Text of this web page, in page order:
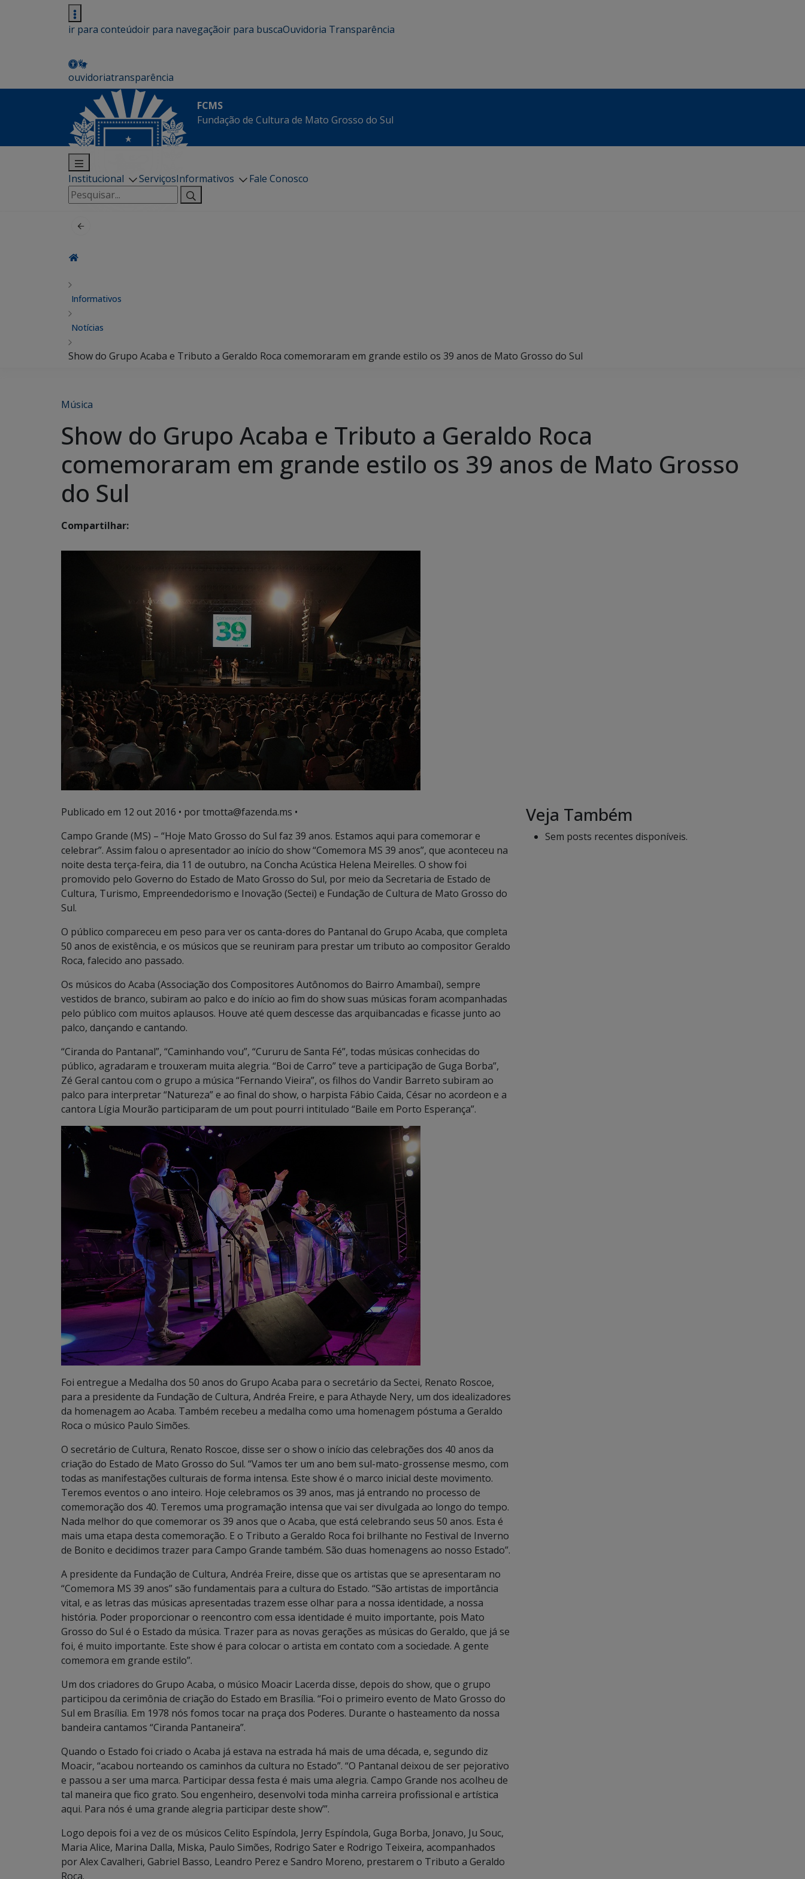
ir para conteúdoir para navegaçãoir para buscaOuvidoria Transparência
ouvidoriatransparência
FCMS
Fundação de Cultura de Mato Grosso do Sul
Institucional ServiçosInformativos
Fale Conosco
Pesquisar
por:
Informativos
Notícias
Show do Grupo Acaba e Tributo a Geraldo Roca comemoraram em grande estilo os 39 anos de Mato Grosso do Sul
Música
Show do Grupo Acaba e Tributo a Geraldo Roca
comemoraram em grande estilo os 39 anos de Mato Grosso
do Sul
Compartilhar:
Publicado em 12 out 2016 • por tmotta@fazenda.ms •
Campo Grande (MS) – “Hoje Mato Grosso do Sul faz 39 anos. Estamos aqui para comemorar e
celebrar”. Assim falou o apresentador ao início do show “Comemora MS 39 anos”, que aconteceu na
noite desta terça-feira, dia 11 de outubro, na Concha Acústica Helena Meirelles. O show foi
promovido pelo Governo do Estado de Mato Grosso do Sul, por meio da Secretaria de Estado de
Cultura, Turismo, Empreendedorismo e Inovação (Sectei) e Fundação de Cultura de Mato Grosso do
Sul.
O público compareceu em peso para ver os canta-dores do Pantanal do Grupo Acaba, que completa
50 anos de existência, e os músicos que se reuniram para prestar um tributo ao compositor Geraldo
Roca, falecido ano passado.
Os músicos do Acaba (Associação dos Compositores Autônomos do Bairro Amambaí), sempre
vestidos de branco, subiram ao palco e do início ao fim do show suas músicas foram acompanhadas
pelo público com muitos aplausos. Houve até quem descesse das arquibancadas e ficasse junto ao
palco, dançando e cantando.
“Ciranda do Pantanal”, “Caminhando vou”, “Cururu de Santa Fé”, todas músicas conhecidas do
público, agradaram e trouxeram muita alegria. “Boi de Carro” teve a participação de Guga Borba”,
Zé Geral cantou com o grupo a música “Fernando Vieira”, os filhos do Vandir Barreto subiram ao
palco para interpretar “Natureza” e ao final do show, o harpista Fábio Caida, César no acordeon e a
cantora Lígia Mourão participaram de um pout pourri intitulado “Baile em Porto Esperança”.
Foi entregue a Medalha dos 50 anos do Grupo Acaba para o secretário da Sectei, Renato Roscoe,
para a presidente da Fundação de Cultura, Andréa Freire, e para Athayde Nery, um dos idealizadores
da homenagem ao Acaba. Também recebeu a medalha como uma homenagem póstuma a Geraldo
Roca o músico Paulo Simões.
O secretário de Cultura, Renato Roscoe, disse ser o show o início das celebrações dos 40 anos da
criação do Estado de Mato Grosso do Sul. “Vamos ter um ano bem sul-mato-grossense mesmo, com
todas as manifestações culturais de forma intensa. Este show é o marco inicial deste movimento.
Teremos eventos o ano inteiro. Hoje celebramos os 39 anos, mas já entrando no processo de
comemoração dos 40. Teremos uma programação intensa que vai ser divulgada ao longo do tempo.
Nada melhor do que comemorar os 39 anos que o Acaba, que está celebrando seus 50 anos. Esta é
mais uma etapa desta comemoração. E o Tributo a Geraldo Roca foi brilhante no Festival de Inverno
de Bonito e decidimos trazer para Campo Grande também. São duas homenagens ao nosso Estado”.
A presidente da Fundação de Cultura, Andréa Freire, disse que os artistas que se apresentaram no
“Comemora MS 39 anos” são fundamentais para a cultura do Estado. “São artistas de importância
vital, e as letras das músicas apresentadas trazem esse olhar para a nossa identidade, a nossa
história. Poder proporcionar o reencontro com essa identidade é muito importante, pois Mato
Grosso do Sul é o Estado da música. Trazer para as novas gerações as músicas do Geraldo, que já se
foi, é muito importante. Este show é para colocar o artista em contato com a sociedade. A gente
comemora em grande estilo”.
Um dos criadores do Grupo Acaba, o músico Moacir Lacerda disse, depois do show, que o grupo
participou da cerimônia de criação do Estado em Brasília. “Foi o primeiro evento de Mato Grosso do
Sul em Brasília. Em 1978 nós fomos tocar na praça dos Poderes. Durante o hasteamento da nossa
bandeira cantamos “Ciranda Pantaneira”.
Quando o Estado foi criado o Acaba já estava na estrada há mais de uma década, e, segundo diz
Moacir, “acabou norteando os caminhos da cultura no Estado”. “O Pantanal deixou de ser pejorativo
e passou a ser uma marca. Participar dessa festa é mais uma alegria. Campo Grande nos acolheu de
tal maneira que fico grato. Sou engenheiro, desenvolvi toda minha carreira profissional e artística
aqui. Para nós é uma grande alegria participar deste show’”.
Logo depois foi a vez de os músicos Celito Espíndola, Jerry Espíndola, Guga Borba, Jonavo, Ju Souc,
Maria Alice, Marina Dalla, Miska, Paulo Simões, Rodrigo Sater e Rodrigo Teixeira, acompanhados
por Alex Cavalheri, Gabriel Basso, Leandro Perez e Sandro Moreno, prestarem o Tributo a Geraldo
Roca.
Veja Também
Sem posts recentes disponíveis.